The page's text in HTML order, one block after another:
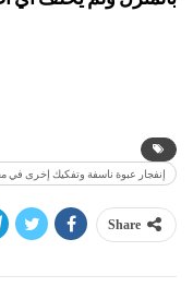
إنفجار عبوة ناسفة وتفكيك إخرى في
Share